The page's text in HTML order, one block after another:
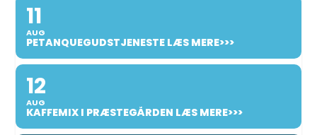
11
AUG
PETANQUEGUDSTJENESTE LÆS MERE>>>
12
AUG
KAFFEMIX I PRÆSTEGÅRDEN LÆS MERE>>>